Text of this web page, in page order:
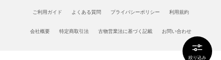
絞り込み
ご利用ガイド よくある質問 プライバシーポリシー 利用規約
会社概要 特定商取引法 古物営業法に基づく記載 お問い合わせ